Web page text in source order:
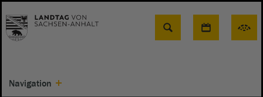
Suche
Navigation